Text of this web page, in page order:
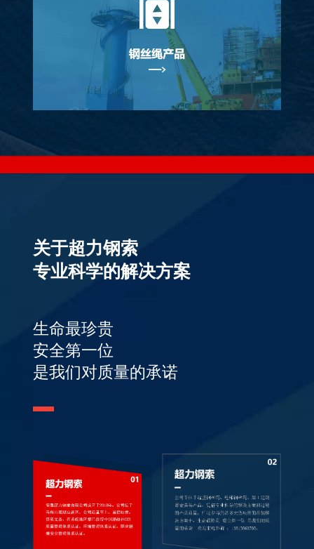
关于超力钢索
专业科学的解决方案
生命最珍贵
安全第一位
是我们对质量的承诺